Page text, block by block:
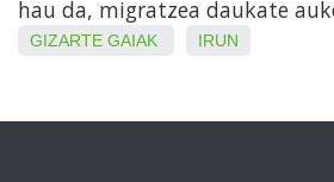
hau da, migratzea daukate
GIZARTE GAIAK IRUN